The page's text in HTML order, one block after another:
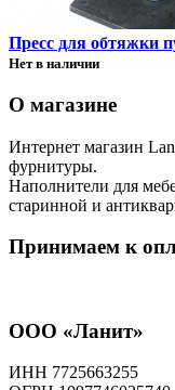
Пресс для обтяжки
Нет в наличии
О магазине
Интернет магазин
фурнитуры.
Наполнители для
старинной и
Принимаем к
ООО «Ланит»
ИНН 7725663255